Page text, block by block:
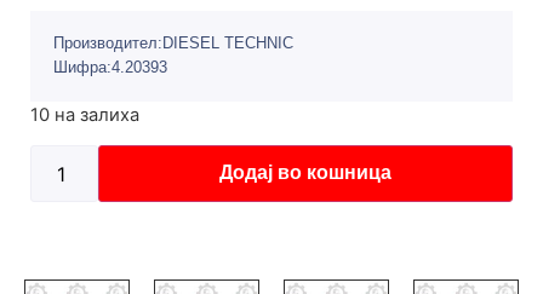
Производител:DIESEL TECHNIC
Шифра:4.20393
10 на залиха
Додај во кошница